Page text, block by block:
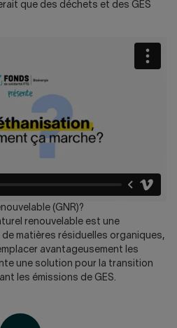
que des déchets et des GES
(GNR)?
renouvelable est une
matières résiduelles organiques,
avantageusement les
une solution pour la transition
les émissions de GES.